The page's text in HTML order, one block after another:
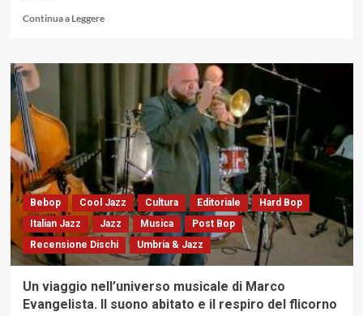
Continua a LeggereLeggi
su
«Lido»:
un
album
che
non
si
chiude
in
una
forma,
si
propaga
Bebop Cool Jazz Cultura Editoriale
Hard Bop
Italian Jazz
Jazz Musica
Post Bop
Recensione Dischi
Umbria & Jazz
Un viaggio nell’universo musicale di Marco
Evangelista. Il suono abitato e il respiro del flicorno